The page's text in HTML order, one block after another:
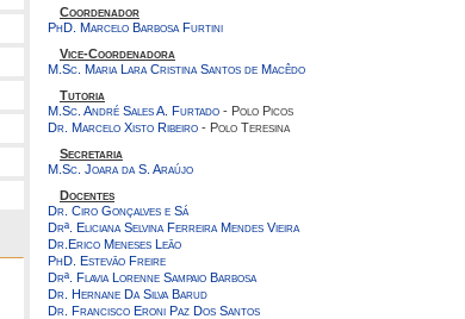
Coordenador
PhD. Marcelo Barbosa Furtini
Vice-Coordenadora
M.Sc. Maria Lara Cristina Santos de Macêdo
Tutoria
M.Sc. André Sales A. Furtado - Polo Picos
Dr. Marcelo Xisto Ribeiro - Polo Teresina
Secretaria
M.Sc. Joara da S. Araújo
Docentes
Dr. Ciro Gonçalves e Sá
Drª. Eliciana Selvina Ferreira Mendes Vieira
Dr.Erico Meneses Leão
PhD. Estevão Freire
Drª. Flavia Lorenne Sampaio Barbosa
Dr. Hernane Da Silva Barud
Dr. Francisco Eroni Paz Dos Santos